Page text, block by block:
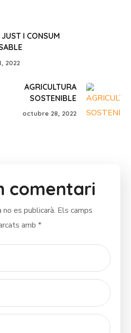
JUST I CONSUM
2022
AGRICULTURA
SOSTENIBLE
octubre 28, 2022
comentari
es publicarà. Els camps
amb*